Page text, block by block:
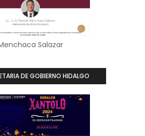
Salazar
DE GOBIERNO HIDALGO